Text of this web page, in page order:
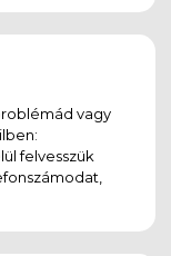
vagy
felvesszük